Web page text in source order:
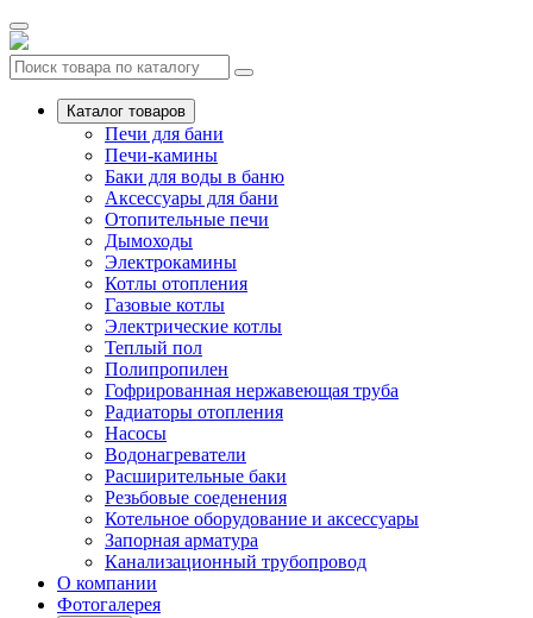
Каталог товаров
Печи для бани
Печи-камины
Баки для воды в баню
Аксессуары для бани
Отопительные печи
Дымоходы
Электрокамины
Котлы отопления
Газовые котлы
Электрические котлы
Теплый пол
Полипропилен
Гофрированная нержавеющая труба
Радиаторы отопления
Насосы
Водонагреватели
Расширительные баки
Резьбовые соеденения
Котельное оборудование и аксессуары
Запорная арматура
Канализационный трубопровод
О компании
Фотогалерея